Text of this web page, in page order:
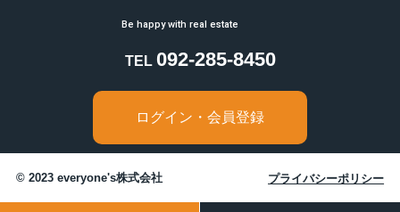
7.弊社Webサイトの御利用について
アクセスログの取り扱い
アクセスログという形で記録しています。アクセ
スログは、アクセスされたお客さまのIPアドレ
ス、ホスト名、使用ブラウザ名、アクセス日時等
の情報を含んでいますが、お客さま個人を特定で
は、ウェブサイトの保守管理やアクセス傾向の統
計的分析のために使用しているものであり、それ
TEL 092-285-8450
ログイン・会員登録
© 2023 everyone's株式会社 プライバシーポリシー